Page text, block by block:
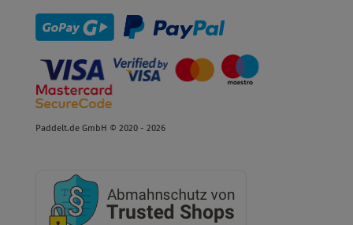
Paddelt.de GmbH © 2020 - 2026